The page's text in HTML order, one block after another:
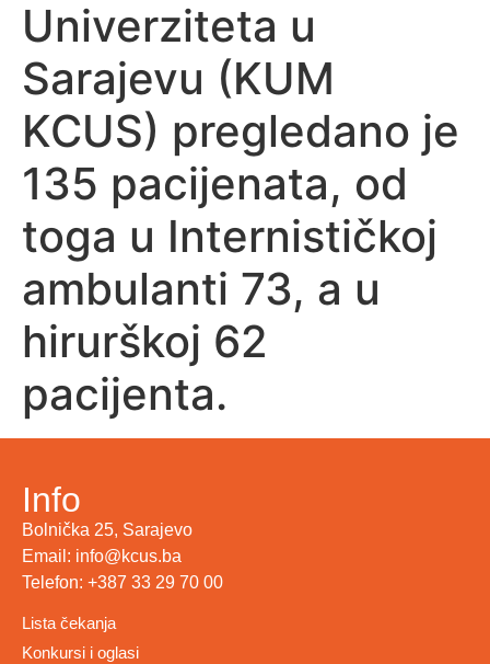
Univerziteta u
Sarajevu (KUM
KCUS) pregledano je
135 pacijenata, od
toga u Internističkoj
ambulanti 73, a u
hirurškoj 62
pacijenta.
Info
Bolnička 25, Sarajevo
Email: info@kcus.ba
Telefon: +387 33 29 70 00
Lista čekanja
Konkursi i oglasi